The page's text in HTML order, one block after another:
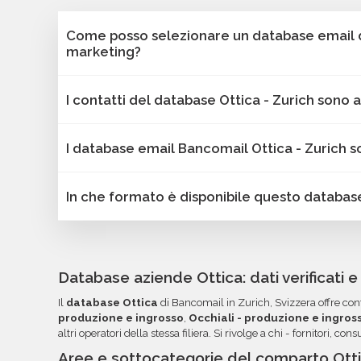
Come posso selezionare un database email
marketing?
Bancomail. Troverai contatti B2B verificati di
geografica, settore, dimensione aziendale e
I contatti del database Ottica - Zurich sono
aggiornate. I nostri database vengono
I dati sono validi per attività B2B come
I database email Bancomail Ottica - Zurich
secondo le linee guida del GDPR. Bancomail
conformità alla normativa sulla protezione dei
In che formato è disponibile questo
organizzato in colonne per semplificare la
l'utilizzo dei dati. Una volta pronti, troverai file
tua area riservata, con link diretto via email.
Database aziende Ottica: dati verificati
Il database Ottica di Bancomail in Zurich, Svizzera offre
produzione e ingrosso Occhiali - produzione e
altri operatori della stessa filiera. Si rivolge a chi - fornitori,